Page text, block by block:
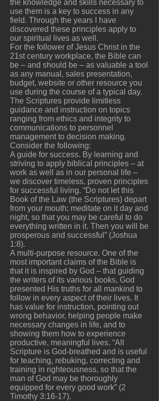
the knowledge and skills necessary to
use them is a key to success in any
field. Through the years I have
discovered these principles apply to
our spiritual lives as well.
For the follower of Jesus Christ in the
21st century workplace, the Bible can
be – and should be – as valuable a tool
as any manual, sales presentation,
budget, website or other resource you
use during the course of a typical day.
The Scriptures provide limitless
guidance and instruction on topics
ranging from ethics and integrity to
communications to personnel
management to decision making.
Consider the following:
A guide for success. By learning and
striving to apply biblical principles – at
work as well as in our personal life –
we discover timeless, proven principles
for successful living. “Do not let this
Book of the Law (the Scriptures) depart
from your mouth; meditate on it day and
night, so that you may be careful to do
everything written in it. Then you will be
prosperous and successful” (Joshua
1:8).
A multi-purpose resource. One of the
most important claims of the Bible is
that it is inspired by God – that guiding
the writers of its various books, God
presented His truths for all mankind to
follow in every aspect of their lives. It
has value for instruction, pointing out
wrong behavior, helping people make
necessary changes in life, and to
showing them how to experience
productive, meaningful lives. “All
Scripture is God-breathed and is useful
for teaching, rebuking, correcting and
training in righteousness, so that the
man of God may be thoroughly
equipped for every good work” (2
Timothy 3:16-17).